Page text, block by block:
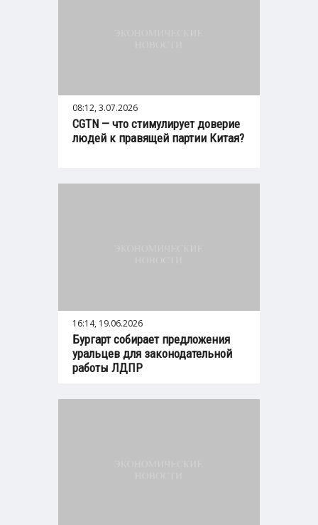
08:12, 3.07.2026
CGTN — что стимулирует доверие
людей к правящей партии Китая?
16:14, 19.06.2026
Бургарт собирает предложения
уральцев для законодательной
работы ЛДПР